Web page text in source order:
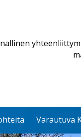
Varautuva